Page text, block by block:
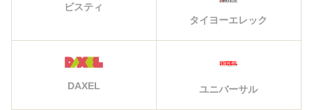
ビスティ
タイヨーエレック
DAXEL ユニバーサル